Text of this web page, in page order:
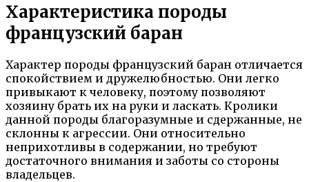
Характеристика породы
французский баран
Характер породы французский баран отличается
спокойствием и дружелюбностью. Они легко
привыкают к человеку, поэтому позволяют
хозяину брать их на руки и ласкать. Кролики
данной породы благоразумные и сдержанные, не
склонны к агрессии. Они относительно
неприхотливы в содержании, но требуют
достаточного внимания и заботы со стороны
владельцев.